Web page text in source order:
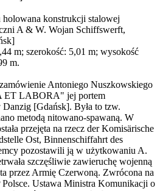
holowana konstrukcji stalowej
A & W. Wojan Schiffswerft,
m; szerokość: 5,01 m; wysokość
m.
Antoniego Nuszkowskiego
ET LABORA" jej portem
[Gdańsk]. Była to tzw.
metodą nitowano-spawaną. W
przejęta na rzecz der Komisärische
Ost, Binnenschiffahrt des
pozostawili ją w użytkowaniu A.
szczęśliwie zawieruchę wojenną
przez Armię Czerwoną. Zwrócona na
Ustawa Ministra Komunikacji o